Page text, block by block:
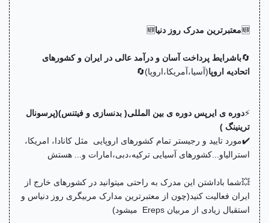
🆕معتبرترین مدرک روز دنیا🆕
🔄باشرایط پرداخت آسان و درآمد عالی در ایران و کشورهای
اتحادیه اروپا(آسیا،آمریکا،اروپا)🔄
⚡️دوره ی ایرپس دوره ی بین المللی( بدنسازی و فیتنس)(پرسونال
ترینینگ )
✔️مورد تایید و رجیستر تمام کشورهای اروپایی مثل کانادا، امریکا،
استرالیاو...کشورهای آسیایی ترکیه،دبی،امارات و... هستش
💥شما باداشتن این مدرک به راحتی میتوانید در کشورهای خارج از
ایران فعالیت کنید(چون از معتبرترین مدارک مربیگری روز دنیاس و
استقبال زیادی از مربیان Ereps میشود)